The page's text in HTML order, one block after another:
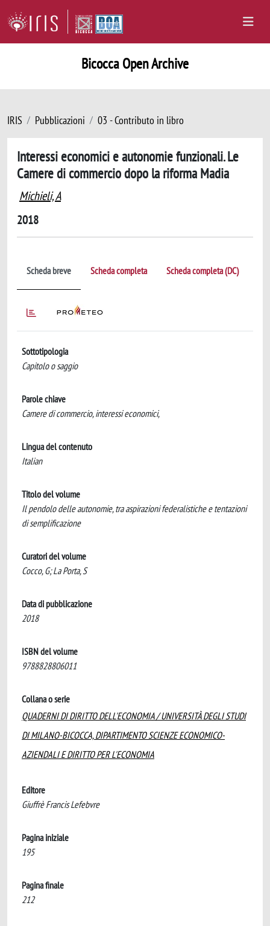
Bicocca Open Archive
IRIS Pubblicazioni 03 - Contributo in libro
Interessi economici e autonomie funzionali. Le
Camere di commercio dopo la riforma Madia
Michieli, A
2018
Scheda breve Scheda completa Scheda completa (DC)
Sottotipologia
Capitolo o saggio
Parole chiave
Camere di commercio, interessi economici,
Lingua del contenuto
Italian
Titolo del volume
Il pendolo delle autonomie, tra aspirazioni federalistiche e tentazioni
di semplificazione
Curatori del volume
Cocco, G; La Porta, S
Data di pubblicazione
2018
ISBN del volume
9788828806011
Collana o serie
QUADERNI DI DIRITTO DELL'ECONOMIA / UNIVERSITÀ DEGLI STUDI
DI MILANO-BICOCCA, DIPARTIMENTO SCIENZE ECONOMICO-
AZIENDALI E DIRITTO PER L'ECONOMIA
Editore
Giuffrè Francis Lefebvre
Pagina iniziale
195
Pagina finale
212